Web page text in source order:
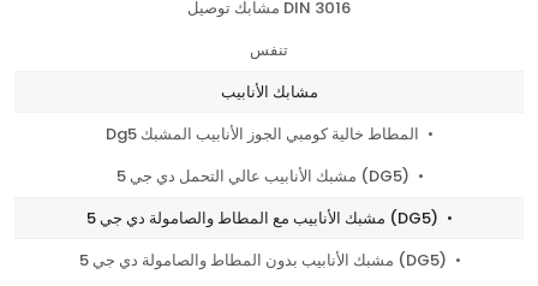
مشابك توصيل DIN 3016
تنفس
مشابك الأنابيب
مشبك الأنابيب عالي التحمل دي جي 5 (DG5)
مشبك الأنابيب مع المطاط والصامولة دي جي 5 (DG5)
مشبك الأنابيب بدون المطاط والصامولة دي جي 5 (DG5)